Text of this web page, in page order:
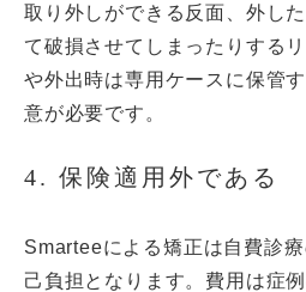
取り外しができる反面、外し
て破損させてしまったりする
や外出時は専用ケースに保管
意が必要です。
4. 保険適用外である
Smarteeによる矯正は自費診
己負担となります。費用は症